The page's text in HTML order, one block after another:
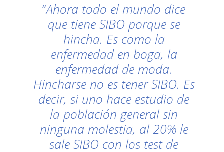
“Ahora todo el mundo dice
que tiene SIBO porque se
hincha. Es como la
enfermedad en boga, la
enfermedad de moda.
Hincharse no es tener SIBO. Es
decir, si uno hace estudio de
la población general sin
ninguna molestia, al 20% le
sale SIBO con los test de